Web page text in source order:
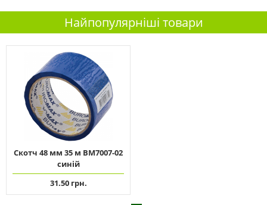
Найпопулярніші товари
Скотч 48 мм 35 м ВМ7007-02
синій
31.50 грн.